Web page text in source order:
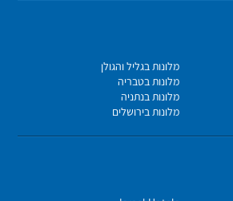
מלונות בגליל והגולן
מלונות בטבריה
מלונות בנתניה
מלונות בירושלים